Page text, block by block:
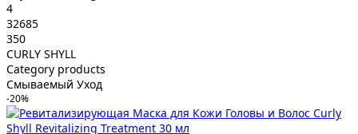
4
32685
350
CURLY SHYLL
Category products
Смываемый Уход
-20%